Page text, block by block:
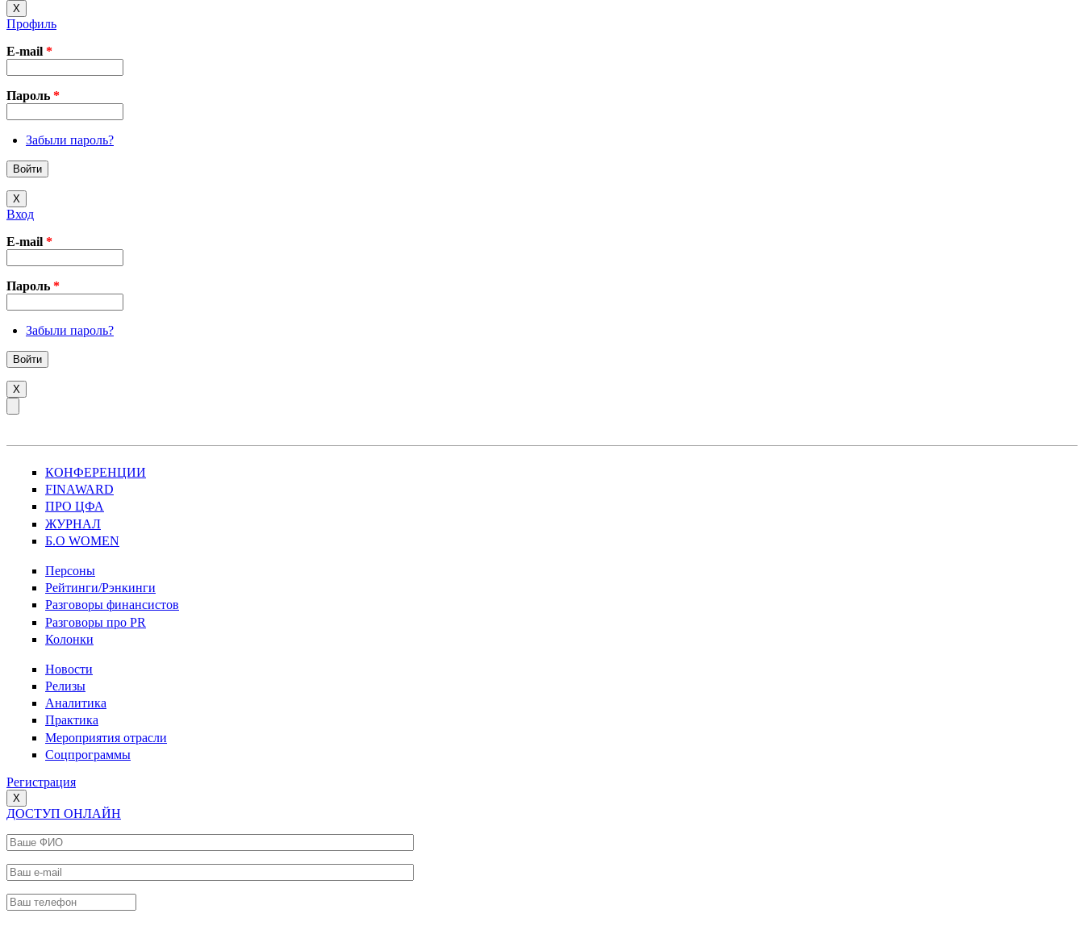
X
Профиль
E-mail *
Пароль *
Забыли пароль?
X
Вход
E-mail *
Пароль *
Забыли пароль?
X
КОНФЕРЕНЦИИ
FINAWARD
ПРО ЦФА
ЖУРНАЛ
Б.О WOMEN
Персоны
Рейтинги/Рэнкинги
Разговоры финансистов
Разговоры про PR
Колонки
Новости
Релизы
Аналитика
Практика
Мероприятия отрасли
Соцпрограммы
Регистрация
X
ДОСТУП ОНЛАЙН
Ваше ФИО
Ваш e-mail
Ваш телефон